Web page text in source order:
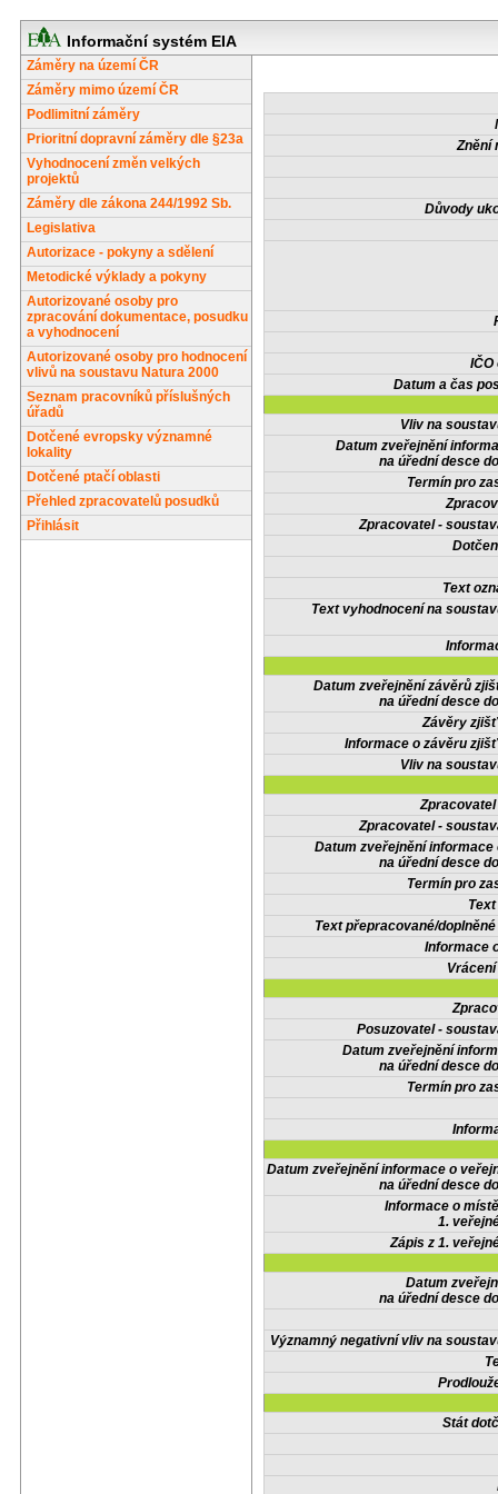
Informační systém EIA
Záměry na území ČR
Záměry mimo území ČR
Podlimitní záměry
Prioritní dopravní záměry dle §23a
Vyhodnocení změn velkých
projektů
Záměry dle zákona 244/1992 Sb.
Legislativa
Autorizace - pokyny a sdělení
Metodické výklady a pokyny
Autorizované osoby pro
zpracování dokumentace, posudku
a vyhodnocení
Autorizované osoby pro hodnocení
vlivů na soustavu Natura 2000
Seznam pracovníků příslušných
úřadů
Dotčené evropsky významné
lokality
Dotčené ptačí oblasti
Přehled zpracovatelů posudků
Přihlásit
Znění
Důvody
IČO
Datum a čas
Vliv na
Datum zveřejnění
na úřední desce
Termín pro
Zpracovatel -
Text
Text vyhodnocení na
Datum zveřejnění závěrů
na úřední desce
Závěry
Informace o závěru
Vliv na
Zpracovatel -
Datum zveřejnění informace
na úřední desce
Termín pro
Text přepracované/
Informace
Posuzovatel -
Datum zveřejnění
na úřední desce
Termín pro
Datum zveřejnění informace o
na úřední desce
Informace o
1.
Zápis z 1.
Datum
na úřední desce
Významný negativní vliv na
Stát